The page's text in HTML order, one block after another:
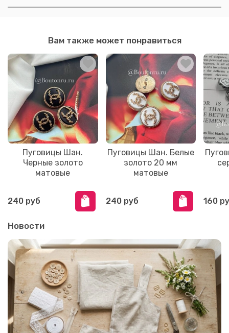
Вам также может понравиться
Пуговицы Шан.
Черные золото
матовые
240 руб
Пуговицы Шан. Белые
золото 20 мм
матовые
240 руб 160
Новости